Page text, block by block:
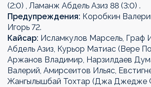
(2:0) , Ламанж Абдель Азиз 88 (3:0) .
Предупреждения: Коробкин
Игорь 72.
Кайсар: Исламкулов Марсель, Граф
Абдель Азиз, Курьор Матиас (Вере
Аржанов Владимир, Нарзилдаев
Валерий, Амирсеитов Ильяс,
Жангылышбай Тохтар (Джа Джедже